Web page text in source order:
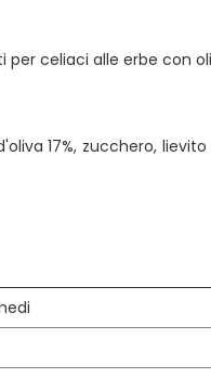
celiaci alle erbe con
17%, zucchero,